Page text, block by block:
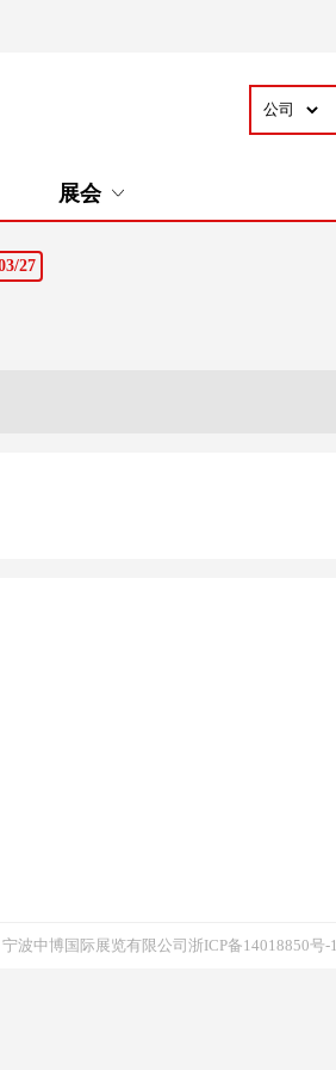
展会
27
波中博国际展览有限公司浙ICP备14018850号-1